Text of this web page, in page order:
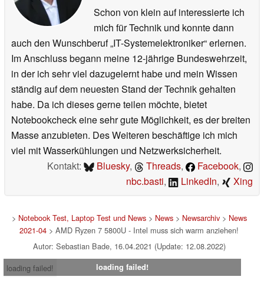
Schon von klein auf interessierte ich
mich für Technik und konnte dann
auch den Wunschberuf „IT-Systemelektroniker“ erlernen.
Im Anschluss begann meine 12-jährige Bundeswehrzeit,
in der ich sehr viel dazugelernt habe und mein Wissen
ständig auf dem neuesten Stand der Technik gehalten
habe. Da ich dieses gerne teilen möchte, bietet
Notebookcheck eine sehr gute Möglichkeit, es der breiten
Masse anzubieten. Des Weiteren beschäftige ich mich
viel mit Wasserkühlungen und Netzwerksicherheit.
Kontakt:
Bluesky, Threads, Facebook,
nbc.basti, LinkedIn, Xing
> Notebook Test, Laptop Test und News> News> Newsarchiv> News
2021-04 > AMD Ryzen 7 5800U - Intel muss sich warm anziehen!
Autor: Sebastian Bade, 16.04.2021 (Update: 12.08.2022)
loading failed!
loading failed!